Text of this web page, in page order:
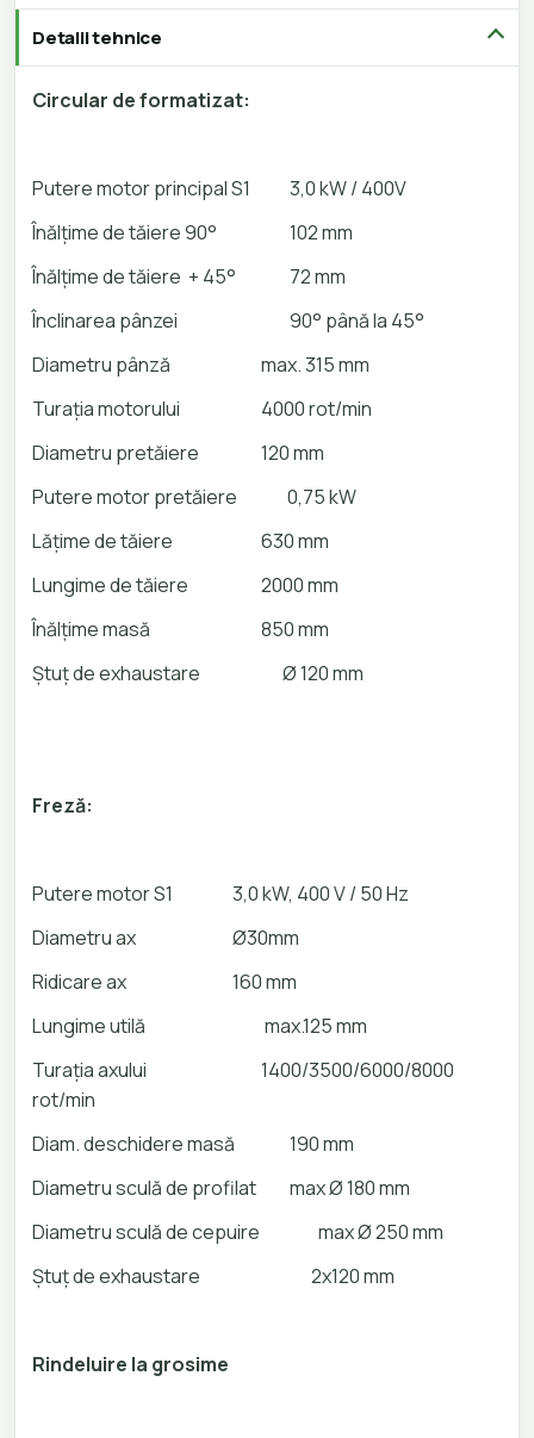
Detalii tehnice
Circular de formatizat:
Putere motor principal S1
3,0 kW / 400V
Înălțime de tăiere 90°
102 mm
Înălțime de tăiere + 45°
72 mm
Înclinarea pânzei
90° până la 45°
Diametru pânză
max. 315 mm
Turația motorului
4000 rot/min
Diametru pretăiere
120 mm
Putere motor pretăiere 0,75 kW
Lățime de tăiere
630 mm
Lungime de tăiere
2000 mm
Înălțime masă 850 mm
Ștuț de exhaustare Ø 120 mm
Freză:
Putere motor S1
3,0 kW, 400 V / 50 Hz
Diametru ax
Ø30mm
Ridicare ax
160 mm
Lungime utilă
max.125 mm
Turația axului
1400/3500/6000/8000
rot/min
Diam. deschidere masă
190 mm
Diametru sculă de profilat
max Ø 180 mm
Diametru sculă de cepuire
max Ø 250 mm
Ștuț de exhaustare 2x120 mm
Rindeluire la grosime